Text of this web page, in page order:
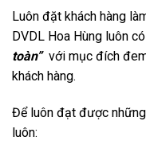
Luôn đặt khách hàng
DVDL Hoa Hùng luôn
toàn”với mục đích
khách hàng.
Để luôn đạt được
luôn: